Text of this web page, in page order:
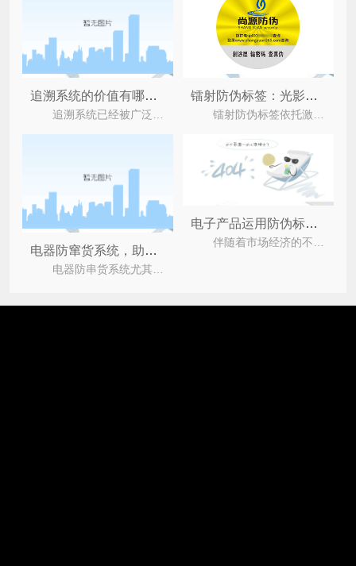
追溯系统的价值有哪些？
追溯系统已经被广泛应用于各个行业中，它其实就是一种可以对产品进行正向，逆向或不定向追踪的生
镭射防伪标签：光影技术承载的独特价值
电器防窜货系统，助净化市场
电子产品运用防伪标签能够带来什么效果？
伴随着市场经济的不断发展，市场上有着不少的假冒伪劣产品，严重的损害了企业与消费者之间的合法